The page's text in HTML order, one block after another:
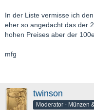
In der Liste vermisse ich
eher so angedacht das der
hohen Preises aber der
mfg
twinson